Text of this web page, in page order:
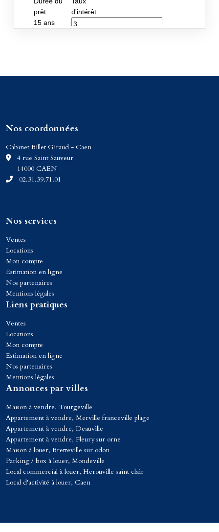
Nos coordonnées
Cabinet Billet Giraud - Caen
4 rue Saint Sauveur
14000 CAEN
02.31.39.71.01
Nos services
Ventes
Locations
Mon compte
Estimation en ligne
Nos partenaires
Mentions légales
Liens pratiques
Ventes
Locations
Mon compte
Estimation en ligne
Nos partenaires
Mentions légales
Annonces par villes
Maison à vendre, Tourgeville
Appartement à vendre, Merville franceville plage
Appartement à vendre, Deauville
Appartement à vendre, Fleury sur orne
Maison à louer, Bretteville sur odon
Parking / box à louer, Mondeville
Local commercial à louer, Herouville saint clair
Local d'activité à louer, Caen